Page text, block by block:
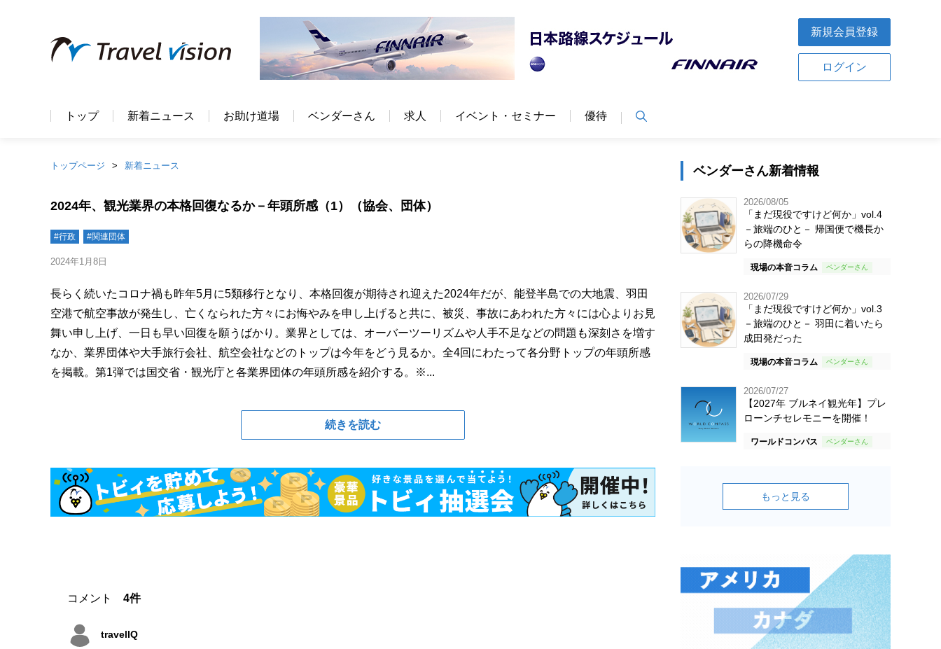
新規会員登録
ログイン
トップ 新着ニュース お助け道場 ベンダーさん 求人 イベント・セミナー 優待
トップページ 新着ニュース
2024年、観光業界の本格回復なるか－年頭所感（1）（協会、団体）
#行政 #関連団体
2024年1月8日
長らく続いたコロナ禍も昨年5月に5類移行となり、本格回復が期待され迎えた2024年だが、能登半島での大地震、羽田
空港で航空事故が発生し、亡くなられた方々にお悔やみを申し上げると共に、被災、事故にあわれた方々には心よりお見
舞い申し上げ、一日も早い回復を願うばかり。業界としては、オーバーツーリズムや人手不足などの問題も深刻さを増す
なか、業界団体や大手旅行会社、航空会社などのトップは今年をどう見るか。全4回にわたって各分野トップの年頭所感
を掲載。第1弾では国交省・観光庁と各業界団体の年頭所感を紹介する。※...
続きを読む
コメント 4件
travelIQ
ベンダーさん新着情報
2026/08/05
「まだ現役ですけど何か」vol.4
－旅端のひと－ 帰国便で機長か
らの降機命令
現場の本音コラム
2026/07/29
「まだ現役ですけど何か」vol.3
－旅端のひと－ 羽田に着いたら
成田発だった
現場の本音コラム
2026/07/27
【2027年 ブルネイ観光年】プレ
ローンチセレモニーを開催！
ワールドコンパス
もっと見る